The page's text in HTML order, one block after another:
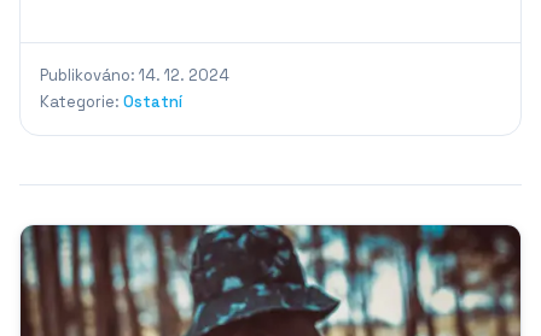
Publikováno: 14. 12. 2024
Kategorie: Ostatní